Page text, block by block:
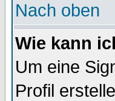
Nach oben
Wie kann
Um eine
Profil